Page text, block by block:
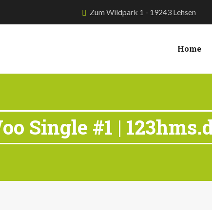
Zum Wildpark 1 - 19243 Lehsen
Home
Single #1 |